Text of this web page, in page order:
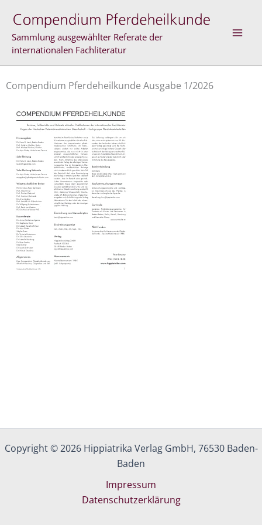
Inhalt
springen
Sammlung ausgewählter Referate der
internationalen Fachliteratur
Compendium Pferdeheilkunde Ausgabe 1/2026
Copyright © 2026 Hippiatrika Verlag GmbH, 76530 Baden-
Baden
Impressum
Datenschutzerklärung